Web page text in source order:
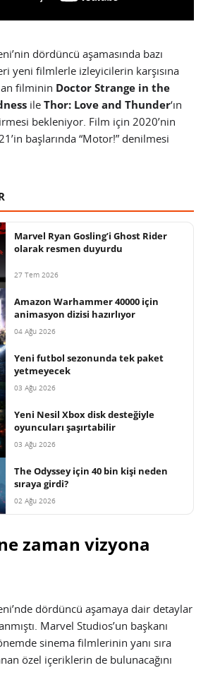
dördüncü aşamasında bazı
yeni filmlerle izleyicilerin karşısına
filminin Doctor Strange in the
ile Thor: Love and Thunder‘ın
bekleniyor. Film için 2020’nin
başlarında “Motor!” denilmesi
Marvel Ryan Gosling’i Ghost Rider
olarak resmen duyurdu
27 Tem 2026
Amazon Warhammer 40000 için
animasyon dizisi hazırlıyor
04 Ağu 2026
Yeni futbol sezonunda tek paket
yetmeyecek
03 Ağu 2026
Yeni Nesil Xbox disk desteğiyle
oyuncuları şaşırtabilir
03 Ağu 2026
The Odyssey için 40 bin kişi neden
sıraya girdi?
02 Ağu 2026
zaman vizyona
dördüncü aşamaya dair detaylar
Marvel Studios’un başkanı
sinema filmlerinin yanı sıra
özel içeriklerin de bulunacağını